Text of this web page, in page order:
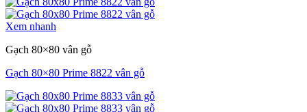
Xem nhanh
Gạch 80×80 vân gỗ
Gạch 80×80 Prime 8822 vân gỗ